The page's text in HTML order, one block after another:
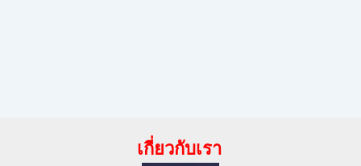
เกี่ยวกับเรา